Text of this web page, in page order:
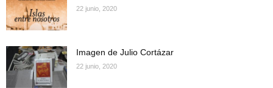
22 junio, 2020
Imagen de Julio Cortázar
22 junio, 2020